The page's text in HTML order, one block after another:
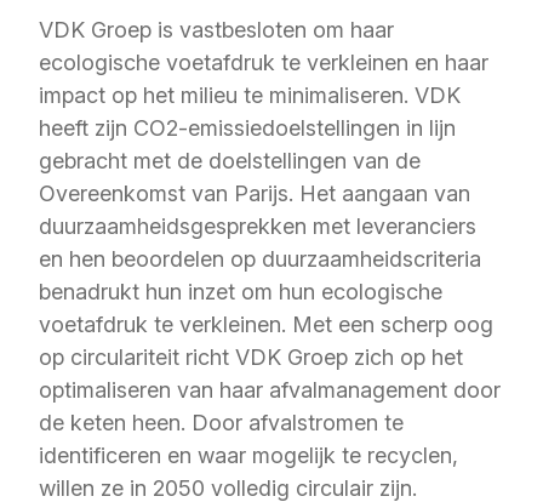
VDK Groep is vastbesloten om haar
ecologische voetafdruk te verkleinen en haar
impact op het milieu te minimaliseren. VDK
heeft zijn CO2-emissiedoelstellingen in lijn
gebracht met de doelstellingen van de
Overeenkomst van Parijs. Het aangaan van
duurzaamheidsgesprekken met leveranciers
en hen beoordelen op duurzaamheidscriteria
benadrukt hun inzet om hun ecologische
voetafdruk te verkleinen. Met een scherp oog
op circulariteit richt VDK Groep zich op het
optimaliseren van haar afvalmanagement door
de keten heen. Door afvalstromen te
identificeren en waar mogelijk te recyclen,
willen ze in 2050 volledig circulair zijn.